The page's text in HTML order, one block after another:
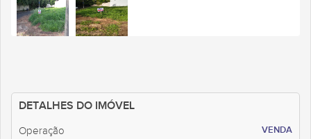
DETALHES DO IMÓVEL
Operação VENDA